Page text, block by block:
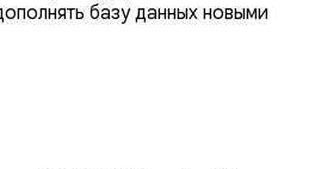
базу данных новыми